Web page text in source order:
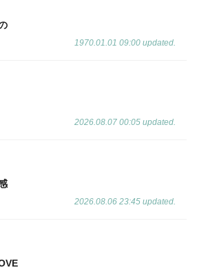
1970.01.01 09:00 updated.
2026.08.07 00:05 updated.
2026.08.06 23:45 updated.